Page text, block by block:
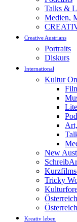
Talks &
Medien,
Creative Austrians
Portraits
Diskurs
International
Kultur
New
Tricky
Kreativ leben